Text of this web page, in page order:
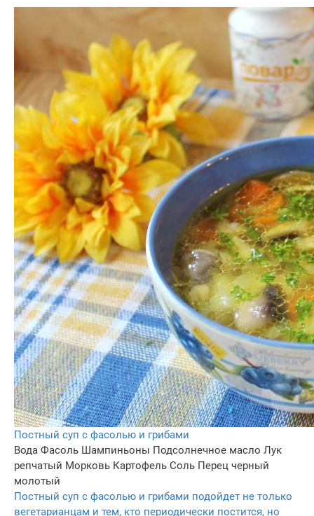
Постный суп с фасолью и грибами
Вода Фасоль Шампиньоны Подсолнечное масло Лук
репчатый Морковь Картофель Соль Перец черный
молотый
Постный суп с фасолью и грибами подойдет не только
вегетарианцам и тем, кто периодически постится, но